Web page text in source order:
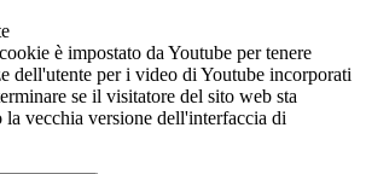
è impostato da Youtube per tenere
dell'utente per i video di Youtube incorporati
se il visitatore del sito web sta
vecchia versione dell'interfaccia di